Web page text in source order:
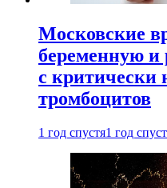
Московские
беременную и
с критически
тромбоцитов
1 год спустя1 год